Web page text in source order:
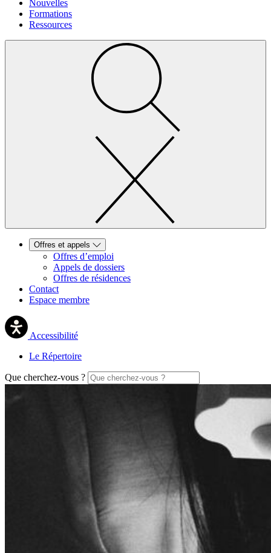
Nouvelles
Formations
Ressources
Offres et appels
Offres d’emploi
Appels de dossiers
Offres de résidences
Contact
Espace membre
Accessibilité
Le Répertoire
Que cherchez-vous ?